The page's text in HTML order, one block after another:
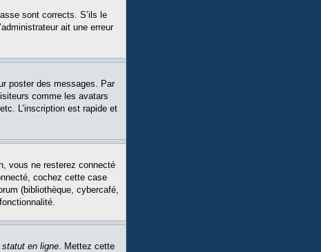
sont corrects. S’ils le
ait une erreur
poster des messages. Par
comme les avatars
L’inscription est rapide et
vous ne resterez connecté
cochez cette case
(bibliothèque, cybercafé,
en ligne. Mettez cette